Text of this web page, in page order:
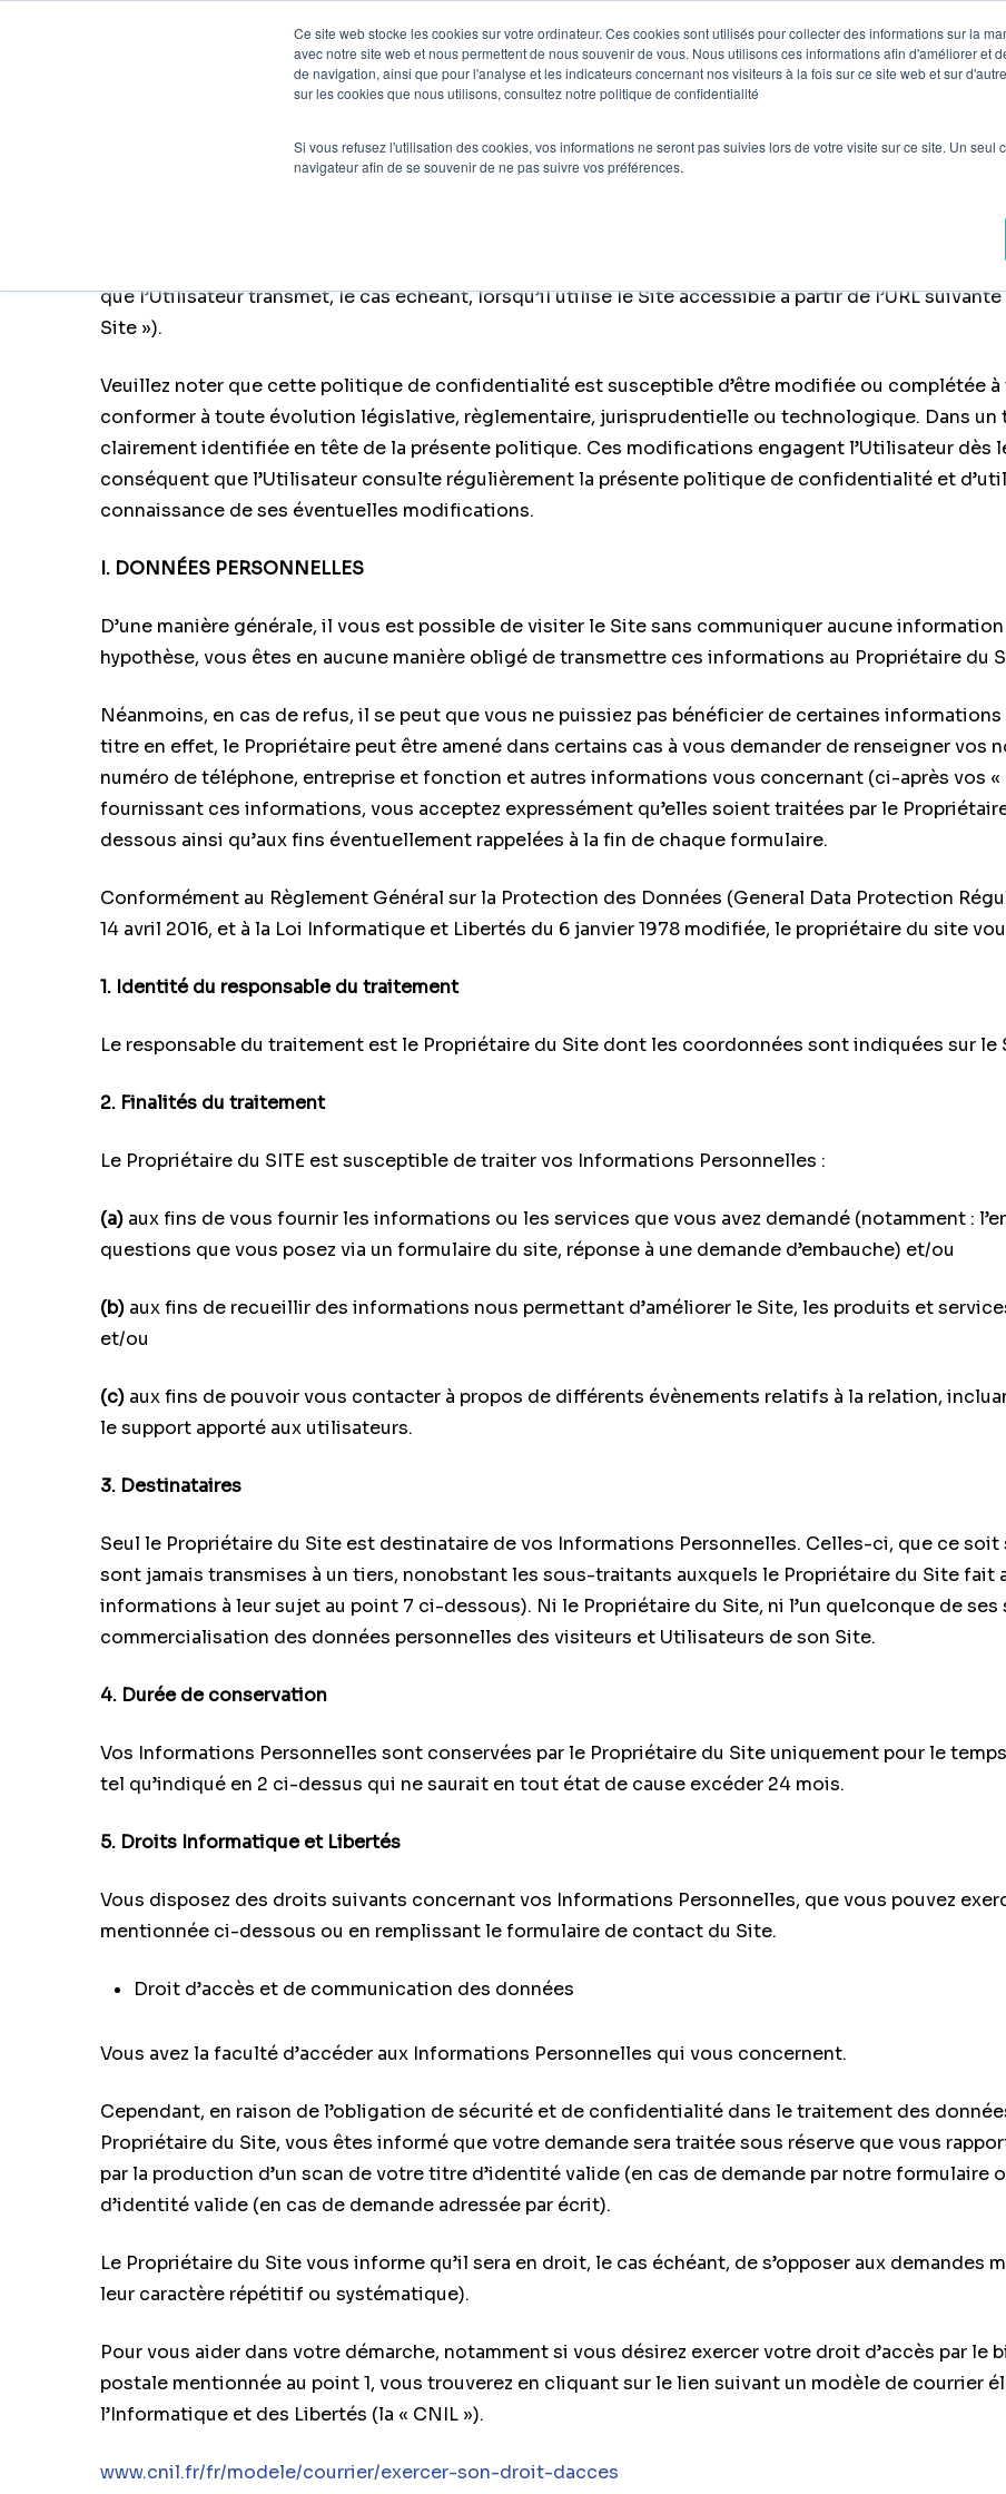
Ce site web stocke les cookies sur votre ordinateur. Ces cookies sont utilisés pour collecter des informations sur la
avec notre site web et nous permettent de nous souvenir de vous. Nous utilisons ces informations afin d'améliorer et
de navigation, ainsi que pour l'analyse et les indicateurs concernant nos visiteurs à la fois sur ce site web et sur
sur les cookies que nous utilisons, consultez notre politique de confidentialité
Si vous refusez l'utilisation des cookies, vos informations ne seront pas suivies lors de votre visite sur ce site. Un seul
navigateur afin de se souvenir de ne pas suivre vos préférences.
Agence Nos clients Nos prestations Blog
POLITIQUE DE CONFIDENTIALITÉ RELATIVE AU
La présente politique de confidentialité définit et vous informe de la manière dont le Propriétaire
que l’Utilisateur transmet, le cas échéant, lorsqu’il utilise le Site accessible à partir de l’URL
Site »).
Veuillez noter que cette politique de confidentialité est susceptible d’être modifiée ou complétée
conformer à toute évolution législative, règlementaire, jurisprudentielle ou technologique. Dans un
clairement identifiée en tête de la présente politique. Ces modifications engagent l’Utilisateur dès
conséquent que l’Utilisateur consulte régulièrement la présente politique de confidentialité et
connaissance de ses éventuelles modifications.
I. DONNÉES PERSONNELLES
D’une manière générale, il vous est possible de visiter le Site sans communiquer aucune
hypothèse, vous êtes en aucune manière obligé de transmettre ces informations au Propriétaire du
Néanmoins, en cas de refus, il se peut que vous ne puissiez pas bénéficier de certaines
titre en effet, le Propriétaire peut être amené dans certains cas à vous demander de renseigner vos
numéro de téléphone, entreprise et fonction et autres informations vous concernant (ci-après vos «
fournissant ces informations, vous acceptez expressément qu’elles soient traitées par le
dessous ainsi qu’aux fins éventuellement rappelées à la fin de chaque formulaire.
Conformément au Règlement Général sur la Protection des Données (General Data Protection
14 avril 2016, et à la Loi Informatique et Libertés du 6 janvier 1978 modifiée, le propriétaire du site
1. Identité du responsable du traitement
Le responsable du traitement est le Propriétaire du Site dont les coordonnées sont indiquées sur le
2. Finalités du traitement
Le Propriétaire du SITE est susceptible de traiter vos Informations Personnelles :
(a) aux fins de vous fournir les informations ou les services que vous avez demandé (notamment :
questions que vous posez via un formulaire du site, réponse à une demande d’embauche) et/ou
(b) aux fins de recueillir des informations nous permettant d’améliorer le Site, les produits et
et/ou
(c) aux fins de pouvoir vous contacter à propos de différents évènements relatifs à la relation,
le support apporté aux utilisateurs.
3. Destinataires
Seul le Propriétaire du Site est destinataire de vos Informations Personnelles. Celles-ci, que ce
sont jamais transmises à un tiers, nonobstant les sous-traitants auxquels le Propriétaire du Site fait
informations à leur sujet au point 7 ci-dessous). Ni le Propriétaire du Site, ni l’un quelconque de
commercialisation des données personnelles des visiteurs et Utilisateurs de son Site.
4. Durée de conservation
Vos Informations Personnelles sont conservées par le Propriétaire du Site uniquement pour le
tel qu’indiqué en 2 ci-dessus qui ne saurait en tout état de cause excéder 24 mois.
5. Droits Informatique et Libertés
Vous disposez des droits suivants concernant vos Informations Personnelles, que vous pouvez
mentionnée ci-dessous ou en remplissant le formulaire de contact du Site.
Droit d’accès et de communication des données
Vous avez la faculté d’accéder aux Informations Personnelles qui vous concernent.
Cependant, en raison de l’obligation de sécurité et de confidentialité dans le traitement des
Propriétaire du Site, vous êtes informé que votre demande sera traitée sous réserve que vous
par la production d’un scan de votre titre d’identité valide (en cas de demande par notre
d’identité valide (en cas de demande adressée par écrit).
Le Propriétaire du Site vous informe qu’il sera en droit, le cas échéant, de s’opposer aux demandes
leur caractère répétitif ou systématique).
Pour vous aider dans votre démarche, notamment si vous désirez exercer votre droit d’accès par le
postale mentionnée au point 1, vous trouverez en cliquant sur le lien suivant un modèle de courrier
l’Informatique et des Libertés (la « CNIL »).
www.cnil.fr/fr/modele/courrier/exercer-son-droit-dacces